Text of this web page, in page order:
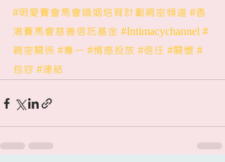
#明愛賽會馬會婚姻培育計劃親密頻道 #香
港賽馬會慈善信託基金 #Intimacychannel #
親密關係 #專一 #情感投放 #信任 #關懷 #
包容 #連結